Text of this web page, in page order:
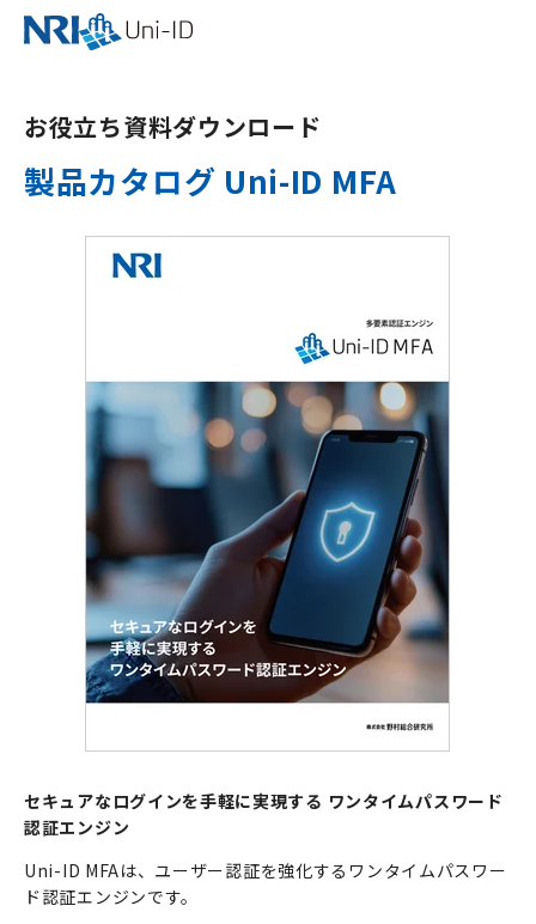
お役立ち資料ダウンロード
製品カタログ Uni-ID MFA
セキュアなログインを手軽に実現する ワンタイムパスワード
認証エンジン
Uni-ID MFAは、ユーザー認証を強化するワンタイムパスワー
ド認証エンジンです。